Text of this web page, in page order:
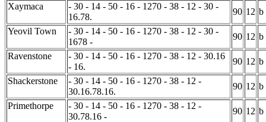
Xaymaca
- 30 - 14 - 50 - 16 - 1270 - 38 - 12 - 30 -
16.78.
90 12 b
Yeovil Town
- 30 - 14 - 50 - 16 - 1270 - 38 - 12 - 30 -
1678 -
90 12 b
Ravenstone
- 30 - 14 - 50 - 16 - 1270 - 38 - 12 - 30.16
- 16.
90 12 b
Shackerstone
- 30 - 14 - 50 - 16 - 1270 - 38 - 12 -
30.16.78.16.
90 12 b
Primethorpe
- 30 - 14 - 50 - 16 - 1270 - 38 - 12 -
30.78.16 -
90 12 b